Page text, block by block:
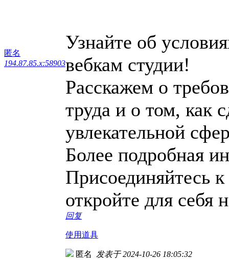
匿名
194.87.85.x:58903
Узнайте об
вебкам студии!
Расскажем о
труда и о том, как
увлекательной
Более подробная
Присоединяйтесь
откройте для себя
回复
使用道具
匿名 发表于 2024-10-26 18:05:32